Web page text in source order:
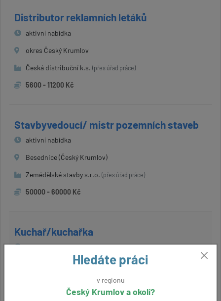
Distributor reklamních letáků
aktivní nabídka
okres Český Krumlov
Česká distribuční k.s. (přes úřad práce)
5600 - 11200 Kč
Stavbyvedoucí/ mistr pozemních staveb
aktivní nabídka
Besednice (Český Krumlov)
Zemědělské stavby s.r.o. (přes úřad práce)
50000 - 60000 Kč
Kuchař/kuchařka
aktivní nabídka
Lipno nad Vltavou (Český Krumlov)
Lipno Gastro Services s.r.o.(přes úřad práce)
Hledáte práci
v regionu
Český Krumlov a okolí?